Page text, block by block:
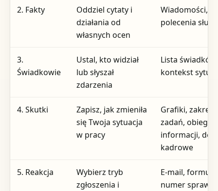
2. Fakty
Oddziel cytaty i
działania od
własnych ocen
Wiadomości,
polecenia
3.
Świadkowie
Ustal, kto widział
lub słyszał
zdarzenia
Lista
kontekst
4. Skutki
Zapisz, jak zmieniła
się Twoja sytuacja
w pracy
Grafiki, zakresy
zadań, obieg
informacji,
kadrowe
5. Reakcja
Wybierz tryb
zgłoszenia i
E-mail,
numer sprawy,